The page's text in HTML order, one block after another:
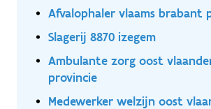
Afvalophaler vlaams brabant
Slagerij 8870 izegem
Ambulante zorg oost
provincie
Medewerker welzijn oost